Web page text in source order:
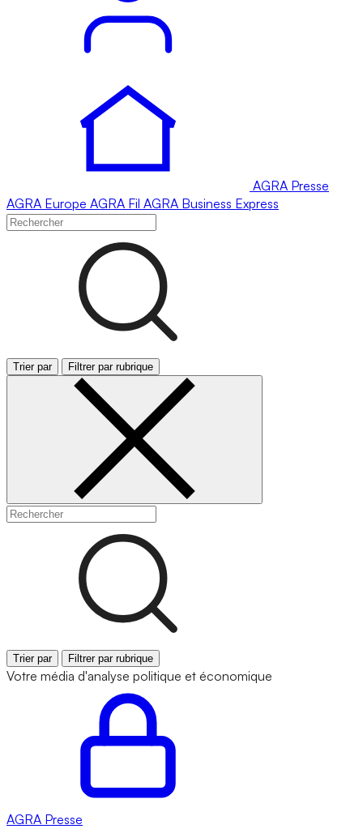
AGRA Presse
AGRA Europe AGRA Fil AGRA Business Express
Trier par Filtrer par rubrique
Trier par Filtrer par rubrique
Votre média d'analyse politique et économique
AGRA Presse